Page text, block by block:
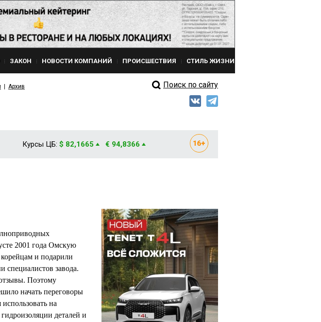
ЗАКОН НОВОСТИ КОМПАНИЙ ПРОИСШЕСТВИЯ СТИЛЬ ЖИЗНИ
Архив Поиск по сайту
Курсы ЦБ: $ 82,1665 € 94,8366
2001 года Омскую
и подарили
специалистов завода.
Поэтому
начать переговоры
на
деталей и